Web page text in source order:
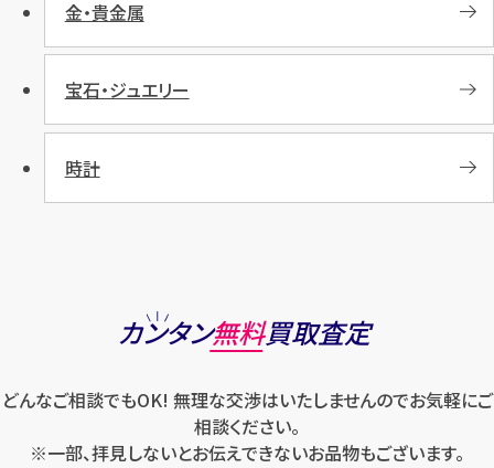
金・貴金属
宝石・ジュエリー
時計
カンタン無料買取査定
どんなご相談でもOK! 無理な交渉はいたしませんのでお気軽にご
相談ください。
※一部、拝見しないとお伝えできないお品物もございます。